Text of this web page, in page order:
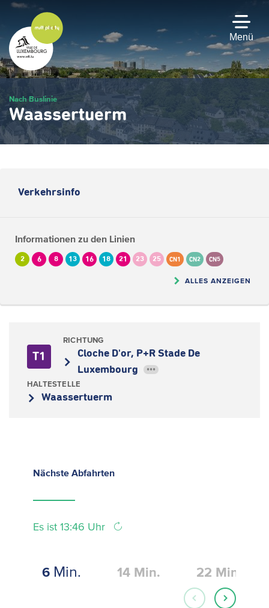
Zum
Hauptinhalt
gehen
Menü
Nach Buslinie
Waassertuerm
Verkehrsinfo
Informationen zu den Linien
2 6 8 13 16 18 21 23 25 CN1 CN2 CN5
ALLES ANZEIGEN
T1
RICHTUNG
Cloche D'or, P+R Stade De
Luxembourg
•••
HALTESTELLE
Waassertuerm
Nächste Abfahrten
Es ist 13:46 Uhr
6 Min. 14 Min. 22 Min.